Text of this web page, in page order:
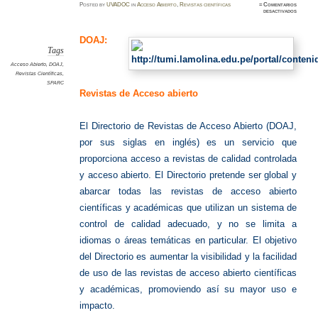
PostedbyUVADOC inAcceso Abierto, Revistas científicas ≈Comentarios
desactivadosen
Tags
Acceso Abierto, DOAJ,
Revistas Científicas,
SPARC
DOAJ:
Revistas de Acceso abierto
El Directorio de Revistas de Acceso Abierto (DOAJ,
por sus siglas en inglés) es un servicio que
proporciona acceso a revistas de calidad controlada
y acceso abierto. El Directorio pretende ser global y
abarcar todas las revistas de acceso abierto
científicas y académicas que utilizan un sistema de
control de calidad adecuado, y no se limita a
idiomas o áreas temáticas en particular. El objetivo
del Directorio es aumentar la visibilidad y la facilidad
de uso de las revistas de acceso abierto científicas
y académicas, promoviendo así su mayor uso e
impacto.